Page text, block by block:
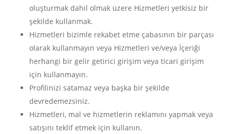
oluşturmak dahil olmak üzere Hizmetleri yetkisiz bir
şekilde kullanmak.
Hizmetleri bizimle rekabet etme çabasının bir parçası
olarak kullanmayın veya Hizmetleri ve/veya İçeriği
herhangi bir gelir getirici girişim veya ticari girişim
için kullanmayın.
Profilinizi satamaz veya başka bir şekilde
devredemezsiniz.
Hizmetleri, mal ve hizmetlerin reklamını yapmak veya
satışını teklif etmek için kullanın.